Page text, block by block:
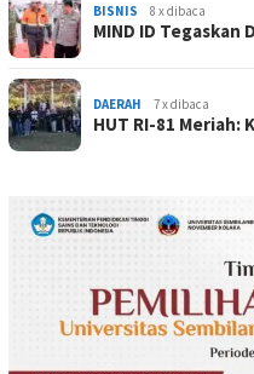
BISNIS 8 x dibaca
MIND ID
DAERAH 7 x dibaca
HUT RI-81